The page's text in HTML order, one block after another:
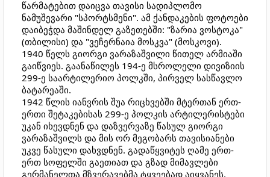
წარმატებით დაიცვა თავისი სადიპლომო
ნამუშევარი "სპორტსმენი". ამ ქანდაკების ფოტოები
დაიბეჭდა მაშინდელ გაზეთებში: "ზარია ვოსტოკა"
(თბილისი) და "ვეჩერნაია მოსკვა" (მოსკოვი).
1940 წელს გიორგი ვარაზაშვილი წითელ არმიაში
გაიწვიეს. გაანაწილეს 194-ე მსროლელი დივიზიის
299-ე საარტილერიო პოლკში, პირველ სასწავლო
ბატარეაში.
1942 წლის იანვრის შუა რიცხვებში მტერთან ერთ-
ერთი შეტაკებისას 299-ე პოლკის არტილერისტები
უკან იხევდნენ და დაზვერვაზე წასულ გიორგი
ვარაზაშვილს და მის ორ მეგობარს თავისიანები
უკვე წასული დახვდნენ. გადაწყვიტეს ღამე ერთ-
ერთ სოფელში გაეთიათ და გზად მიმავლები
გერმანელთა მზვერავებმა ტყვეებად აიყვანეს.